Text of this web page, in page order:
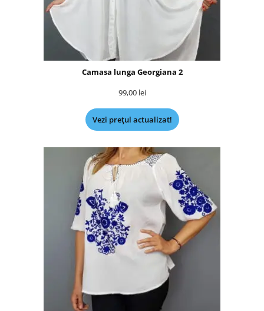
Camasa lunga Georgiana 2
99,00 lei
Vezi prețul actualizat!